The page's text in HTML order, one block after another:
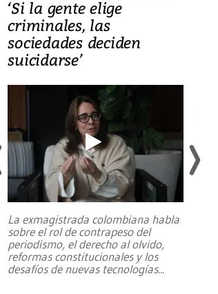
‘Si la gente elige
criminales, las
sociedades deciden
suicidarse’
La exmagistrada colombiana habla
sobre el rol de contrapeso del
periodismo, el derecho al olvido,
reformas constitucionales y los
desafíos de nuevas tecnologías...